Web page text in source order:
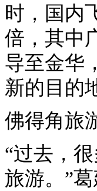
时，国内
倍，其中
导至金华
新的目的
佛得角旅
“过去，
旅游。”